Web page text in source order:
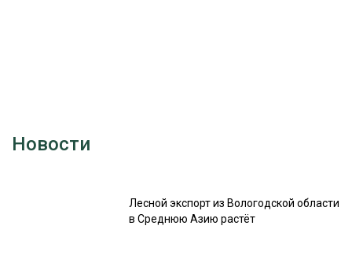
Новости
Лесной экспорт из Вологодской области
в Среднюю Азию растёт